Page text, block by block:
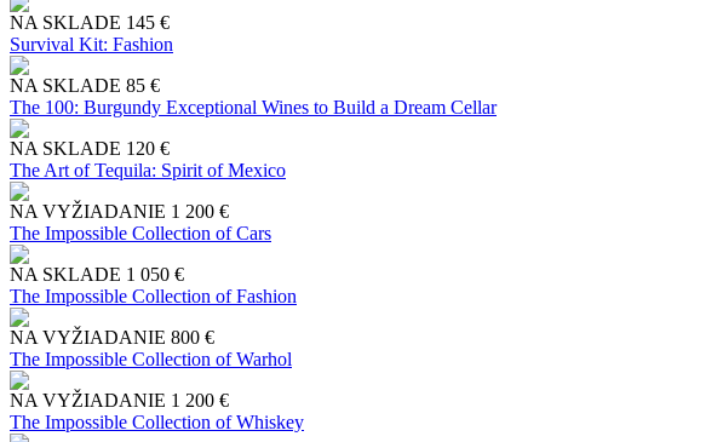
NA SKLADE 145 €
Survival Kit: Fashion
NA SKLADE 85 €
The 100: Burgundy Exceptional Wines to Build a Dream Cellar
NA SKLADE 120 €
The Art of Tequila: Spirit of Mexico
NA VYŽIADANIE 1 200 €
The Impossible Collection of Cars
NA SKLADE 1 050 €
The Impossible Collection of Fashion
NA VYŽIADANIE 800 €
The Impossible Collection of Warhol
NA VYŽIADANIE 1 200 €
The Impossible Collection of Whiskey